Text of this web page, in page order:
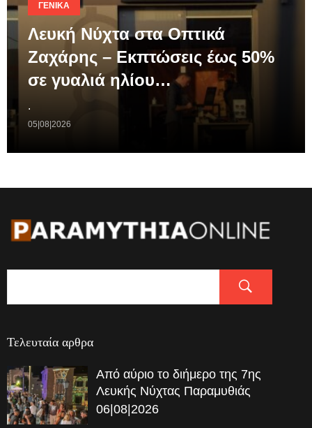
ΓΕΝΙΚΆ
Λευκή Νύχτα στα Οπτικά
Ζαχάρης – Εκπτώσεις έως 50%
σε γυαλιά ηλίου…
.
05|08|2026
Τελευταία αρθρα
Από αύριο το διήμερο της 7ης
Λευκής Νύχτας Παραμυθιάς
06|08|2026